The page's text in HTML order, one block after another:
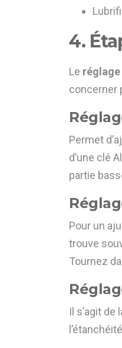
4.
Le réglage
concerner
Permet
d’une clé
partie
Pour un
trouve
Tournez
Il s’agit